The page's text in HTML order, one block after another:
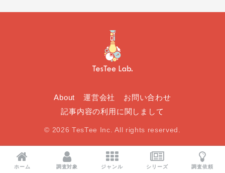
About 運営会社
お問い合わせ
記事内容の利用に関しまして
© 2026 TesTee Inc. All rights reserved.
ホーム 調査対象 ジャンル シリーズ 調査依頼